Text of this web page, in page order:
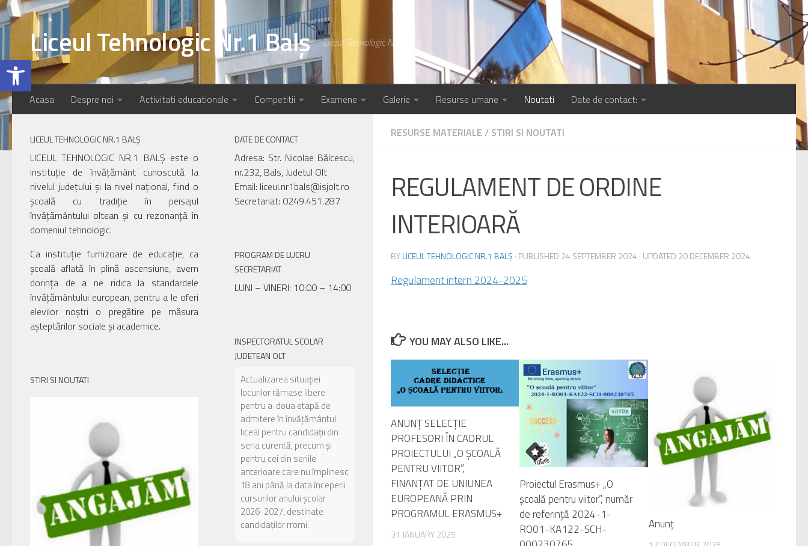
Open toolbar
Skip to content
Liceul Tehnologic Nr.1 Balș Liceul Tehnologic Nr.1 Balș
Acasa Despre noi Activitati educationale Competitii Examene Galerie Resurse umane Noutati Date de contact:
RESURSE MATERIALE / STIRI SI NOUTATI
REGULAMENT DE ORDINE
INTERIOARĂ
BYLICEUL TEHNOLOGIC NR.1 BALȘ · PUBLISHED 24 SEPTEMBER 2024 · UPDATED 20 DECEMBER 2024
Regulament intern 2024-2025
YOU MAY ALSO LIKE...
ANUNȚ SELECȚIE
PROFESORI ÎN CADRUL
PROIECTULUI „O ȘCOALĂ
PENTRU VIITOR”,
FINANȚAT DE UNIUNEA
EUROPEANĂ PRIN
PROGRAMUL ERASMUS+
31 JANUARY 2025
Proiectul Erasmus+ „O
școală pentru viitor”, număr
de referință 2024-1-
RO01-KA122-SCH-
Anunț
LICEUL TEHNOLOGIC NR.1 BALȘ
LICEUL TEHNOLOGIC NR.1 BALȘ este o
instituție de învățământ cunoscută la
nivelul județului și la nivel național, fiind o
școală cu tradiție în peisajul
învățământului oltean și cu rezonanță în
domeniul tehnologic.
Ca instituție furnizoare de educație, ca
școală aflată în plină ascensiune, avem
dorința de a ne ridica la standardele
învățământului european, pentru a le oferi
elevilor noștri o pregătire pe măsura
așteptărilor sociale și academice.
STIRI SI NOUTATI
DATE DE CONTACT
Adresa: Str. Nicolae Bălcescu,
nr.232, Bals, Judetul Olt
Email: liceul.nr1bals@isjolt.ro
Secretariat: 0249.451.287
PROGRAM DE LUCRU
SECRETARIAT
LUNI – VINERI: 10:00 – 14:00
INSPECTORATUL SCOLAR
JUDETEAN OLT
Actualizarea situației
locurilor rămase libere
pentru a doua etapă de
admitere în învățământul
liceal pentru candidații din
seria curentă, precum și
pentru cei din seriile
anterioare care nu împlinesc
18 ani până la data începerii
cursurilor anului școlar
2026-2027, destinate
candidaților rromi.